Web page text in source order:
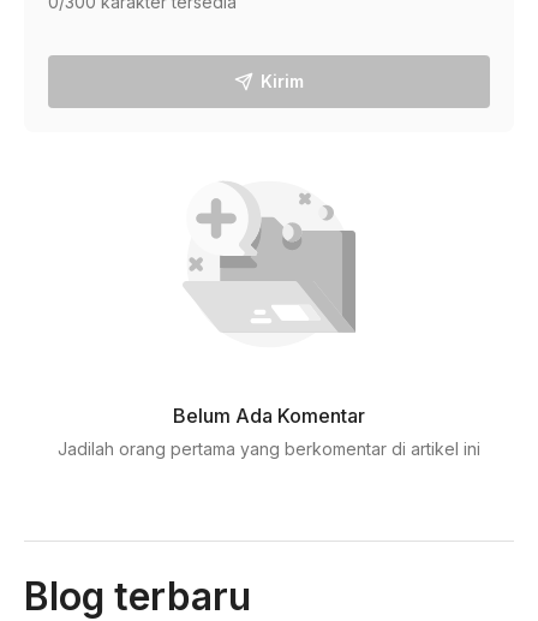
Kirim
Belum Ada Komentar
Jadilah orang pertama yang berkomentar di artikel ini
Blog terbaru